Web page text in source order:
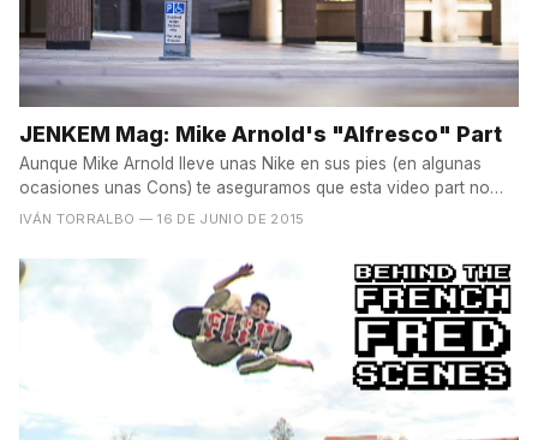
JENKEM Mag: Mike Arnold's "Alfresco" Part
Aunque Mike Arnold lleve unas Nike en sus pies (en algunas
ocasiones unas Cons) te aseguramos que esta video part no
es...
IVÁN TORRALBO — 16 DE JUNIO DE 2015